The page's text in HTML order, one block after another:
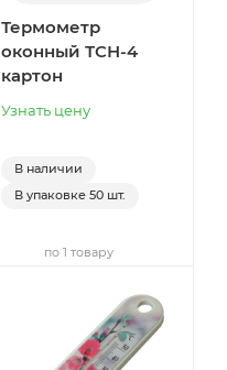
Термометр
оконный ТСН-4
картон
Узнать цену
В наличии
В упаковке50 шт.
по 1 товару